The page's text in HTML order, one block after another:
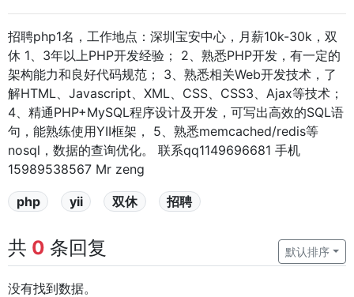
招聘php1名，工作地点：深圳宝安中心，月薪10k-30k，双
休 1、3年以上PHP开发经验； 2、熟悉PHP开发，有一定的
架构能力和良好代码规范； 3、熟悉相关Web开发技术，了
解HTML、Javascript、XML、CSS、CSS3、Ajax等技术；
4、精通PHP+MySQL程序设计及开发，可写出高效的SQL语
句，能熟练使用YII框架， 5、熟悉memcached/redis等
nosql，数据的查询优化。 联系qq1149696681 手机
15989538567 Mr zeng
php yii 双休 招聘
共 0 条回复 默认排序
没有找到数据。